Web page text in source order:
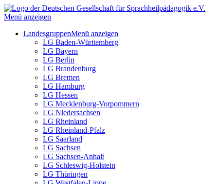
Menü anzeigen
LandesgruppenMenü anzeigen
LG Baden-Württemberg
LG Bayern
LG Berlin
LG Brandenburg
LG Bremen
LG Hamburg
LG Hessen
LG Mecklenburg-Vorpommern
LG Niedersachsen
LG Rheinland
LG Rheinland-Pfalz
LG Saarland
LG Sachsen
LG Sachsen-Anhalt
LG Schleswig-Holstein
LG Thüringen